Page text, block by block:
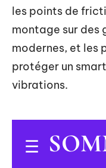
les points de
montage sur des
modernes, et les
protéger un
vibrations.